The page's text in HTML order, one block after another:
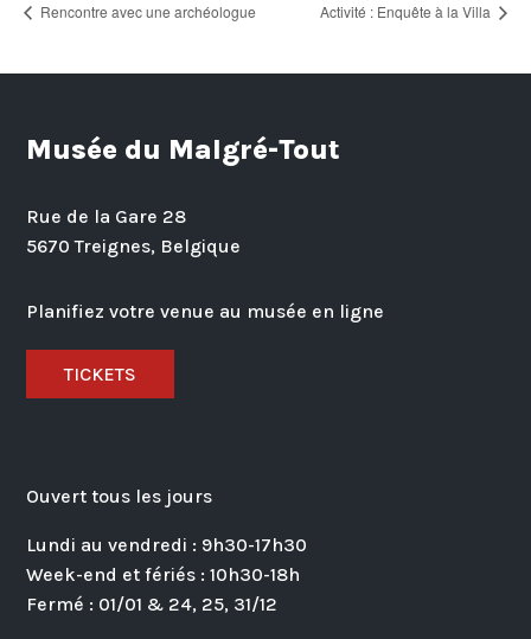
Rencontre avec une archéologue Activité : Enquête à la Villa
Musée du Malgré-Tout
Rue de la Gare 28
5670 Treignes, Belgique
Planifiez votre venue au musée en ligne
TICKETS
Ouvert tous les jours
Lundi au vendredi : 9h30-17h30
Week-end et fériés : 10h30-18h
Fermé : 01/01 & 24, 25, 31/12